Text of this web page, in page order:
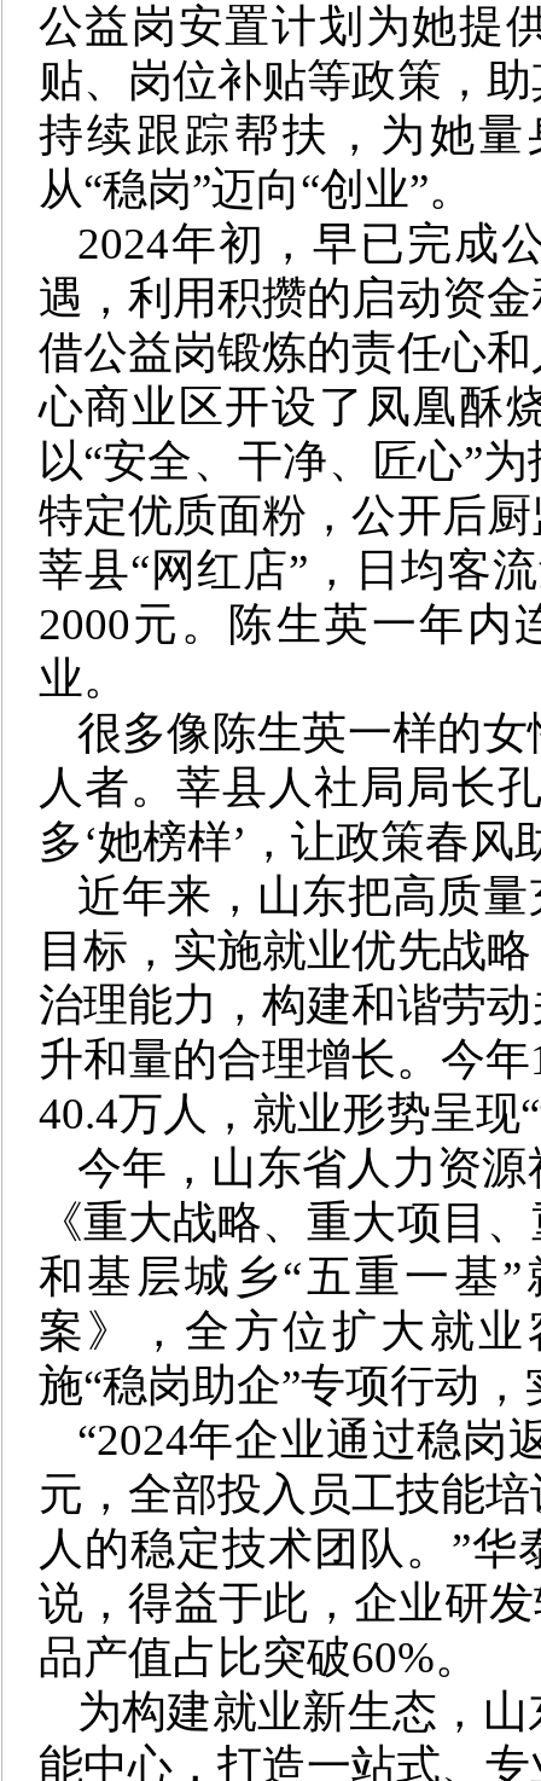
公益岗安置计划为她提
贴、岗位补贴等政策，
持续跟踪帮扶，为她
从“稳岗”迈向“创业”。
2024年初，早已完成
遇，利用积攒的启动资
借公益岗锻炼的责任心
心商业区开设了凤凰酥
以“安全、干净、匠心”
特定优质面粉，公开后
莘县“网红店”，日均客
2000元。陈生英一年
业。
很多像陈生英一样的
人者。莘县人社局局长
多‘她榜样’，让政策春
近年来，山东把高质
目标，实施就业优先战
治理能力，构建和谐劳
升和量的合理增长。今
40.4万人，就业形势呈现
今年，山东省人力资
《重大战略、重大项目
和基层城乡“五重一基
案》，全方位扩大就
施“稳岗助企”专项行动
“2024年企业通过稳岗
元，全部投入员工技能
人的稳定技术团队。”
说，得益于此，企业研
品产值占比突破60%。
为构建就业新生态，
能中心，打造一站式、